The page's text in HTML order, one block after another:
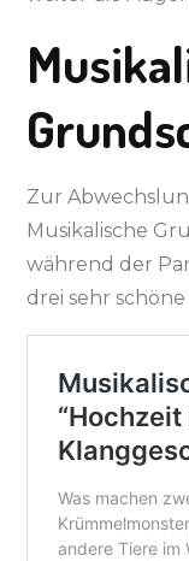
Zur
Musikalische
während der
drei sehr